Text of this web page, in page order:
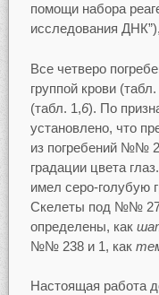
помощи набора
исследования
Все четверо
группой крови (табл.
(табл. 1,6). По
установлено, что
из погребений №№
градации цвета
имел серо-голубую
Скелеты под №№
определены, как
№№ 238 и 1, как
Настоящая работа